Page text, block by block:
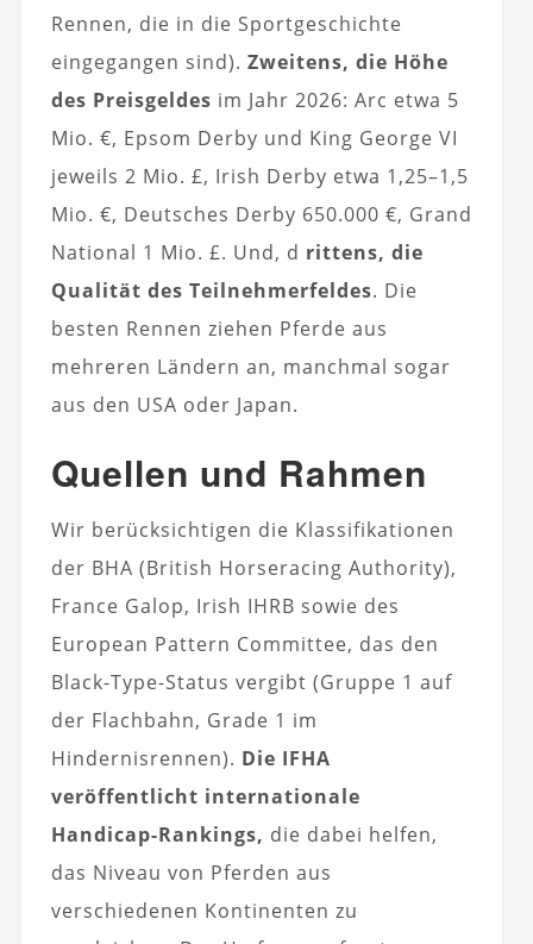
Rennen, die in die Sportgeschichte
eingegangen sind). Zweitens, die Höhe
des Preisgeldes im Jahr 2026: Arc etwa 5
Mio. €, Epsom Derby und King George VI
jeweils 2 Mio. £, Irish Derby etwa 1,25–1,5
Mio. €, Deutsches Derby 650.000 €, Grand
National 1 Mio. £. Und, d rittens, die
Qualität des Teilnehmerfeldes. Die
besten Rennen ziehen Pferde aus
mehreren Ländern an, manchmal sogar
aus den USA oder Japan.
Quellen und Rahmen
Wir berücksichtigen die Klassifikationen
der BHA (British Horseracing Authority),
France Galop, Irish IHRB sowie des
European Pattern Committee, das den
Black-Type-Status vergibt (Gruppe 1 auf
der Flachbahn, Grade 1 im
Hindernisrennen). Die IFHA
veröffentlicht internationale
Handicap-Rankings, die dabei helfen,
das Niveau von Pferden aus
verschiedenen Kontinenten zu